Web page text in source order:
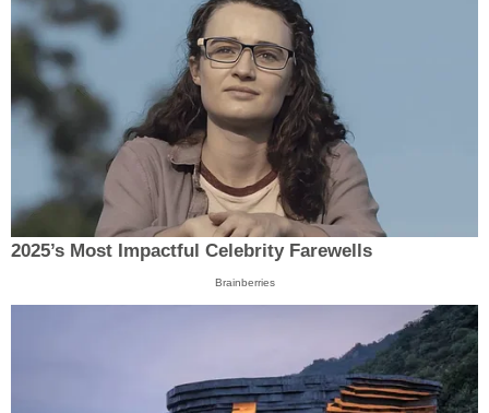
2025’s Most Impactful Celebrity Farewells
Brainberries